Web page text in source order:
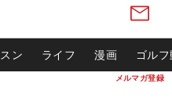
メルマガ登録
ン ライフ 漫画 ゴル